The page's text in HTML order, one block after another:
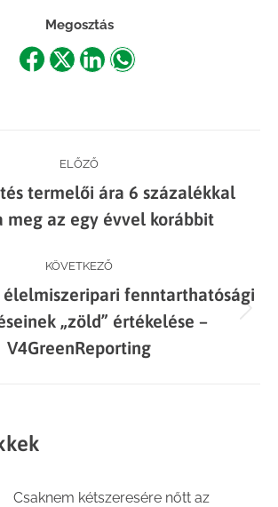
Megosztás
ShareShareShareShare
ELŐZŐ
Previous
post:
termelői ára 6 százalékkal
meg az egy évvel korábbit
KÖVETKEZŐ
Next
post:
élelmiszeripari fenntarthatósági
„zöld” értékelése –
V4GreenReporting
Csaknem kétszeresére nőtt az